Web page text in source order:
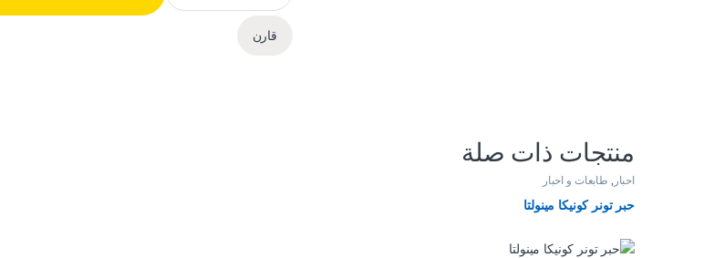
قارن
منتجات ذات صلة
احبار , طابعات و احبار
حبر تونر كونيكا مينولتا